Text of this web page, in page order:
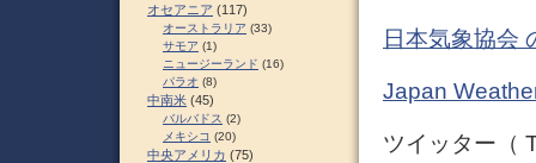
日本気象協会
Japan
ツイッター（
オセアニア (117)
オーストラリア (33)
サモア (1)
ニュージーランド (16)
パラオ (8)
中南米 (45)
バルバドス (2)
メキシコ (20)
中央アメリカ (75)